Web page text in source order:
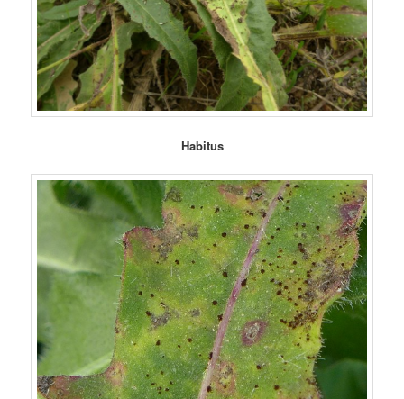
Habitus